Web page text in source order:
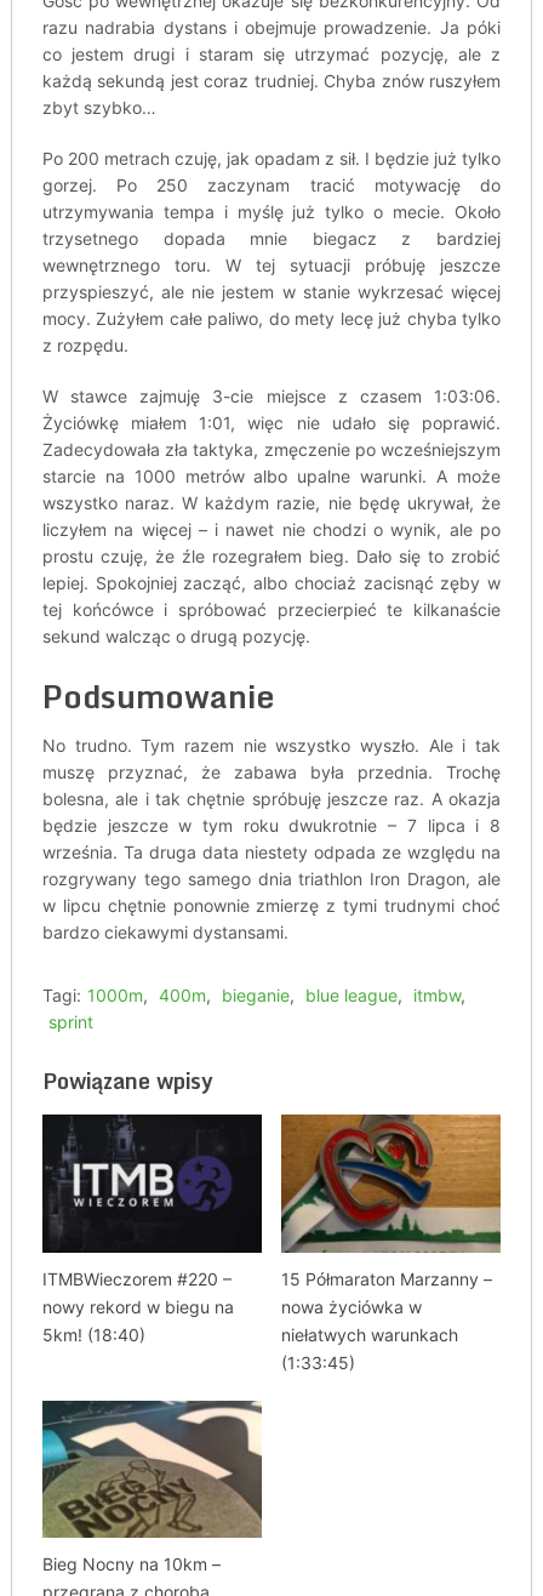
razu nadrabia dystans i obejmuje prowadzenie. Ja póki
co jestem drugi i staram się utrzymać pozycję, ale z
każdą sekundą jest coraz trudniej. Chyba znów ruszyłem
zbyt szybko…
Po 200 metrach czuję, jak opadam z sił. I będzie już tylko
gorzej. Po 250 zaczynam tracić motywację do
utrzymywania tempa i myślę już tylko o mecie. Około
trzysetnego dopada mnie biegacz z bardziej
wewnętrznego toru. W tej sytuacji próbuję jeszcze
przyspieszyć, ale nie jestem w stanie wykrzesać więcej
mocy. Zużyłem całe paliwo, do mety lecę już chyba tylko
z rozpędu.
W stawce zajmuję 3-cie miejsce z czasem 1:03:06.
Życiówkę miałem 1:01, więc nie udało się poprawić.
Zadecydowała zła taktyka, zmęczenie po wcześniejszym
starcie na 1000 metrów albo upalne warunki. A może
wszystko naraz. W każdym razie, nie będę ukrywał, że
liczyłem na więcej – i nawet nie chodzi o wynik, ale po
prostu czuję, że źle rozegrałem bieg. Dało się to zrobić
lepiej. Spokojniej zacząć, albo chociaż zacisnąć zęby w
tej końcówce i spróbować przecierpieć te kilkanaście
sekund walcząc o drugą pozycję.
Podsumowanie
No trudno. Tym razem nie wszystko wyszło. Ale i tak
muszę przyznać, że zabawa była przednia. Trochę
bolesna, ale i tak chętnie spróbuję jeszcze raz. A okazja
będzie jeszcze w tym roku dwukrotnie – 7 lipca i 8
września. Ta druga data niestety odpada ze względu na
rozgrywany tego samego dnia triathlon Iron Dragon, ale
w lipcu chętnie ponownie zmierzę z tymi trudnymi choć
bardzo ciekawymi dystansami.
Tagi: 1000m, 400m, bieganie, blue league, itmbw,
sprint
Powiązane wpisy
ITMBWieczorem #220 –
nowy rekord w biegu na
5km! (18:40)
15 Półmaraton Marzanny –
nowa życiówka w
niełatwych warunkach
(1:33:45)
Bieg Nocny na 10km –
przegrana z chorobą